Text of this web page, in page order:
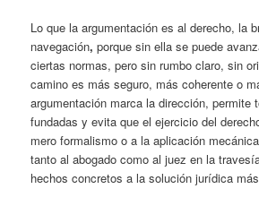
Lo que la argumentación es al derecho, la
navegación, porque sin ella se puede
ciertas normas, pero sin rumbo claro, sin
camino es más seguro, más coherente o
argumentación marca la dirección, permite
fundadas y evita que el ejercicio del
mero formalismo o a la aplicación
tanto al abogado como al juez en la
hechos concretos a la solución jurídica